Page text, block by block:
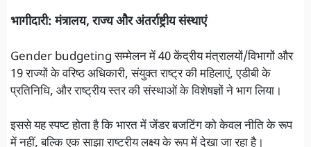
भागीदारी: मंत्रालय, राज्य और अंतर्राष्ट्रीय संस्थाएं
Gender budgeting सम्मेलन में 40 केंद्रीय मंत्रालयों/विभागों और
19 राज्यों के वरिष्ठ अधिकारी, संयुक्त राष्ट्र की महिलाएं, एडीबी के
प्रतिनिधि, और राष्ट्रीय स्तर की संस्थाओं के विशेषज्ञों ने भाग लिया।
इससे यह स्पष्ट होता है कि भारत में जेंडर बजटिंग को केवल नीति के रूप
में नहीं, बल्कि एक साझा राष्ट्रीय लक्ष्य के रूप में देखा जा रहा है।